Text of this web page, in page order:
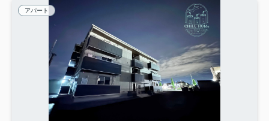
アパート